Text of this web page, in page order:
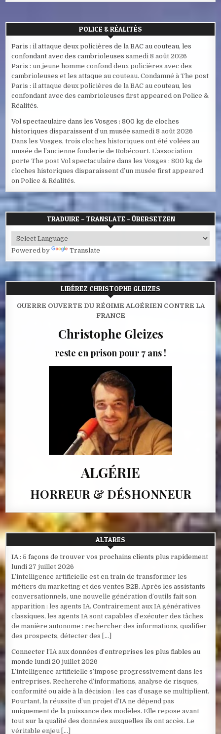
POLICE & RÉALITÉS
Paris : il attaque deux policières de la BAC au couteau, les
confondant avec des cambrioleuses samedi 8 août 2026
Paris : un jeune homme confond deux policières avec des
cambrioleuses et les attaque au couteau. Condamné à The post
Paris : il attaque deux policières de la BAC au couteau, les
confondant avec des cambrioleuses first appeared on Police &
Réalités.
Vol spectaculaire dans les Vosges : 800 kg de cloches
historiques disparaissent d’un musée samedi 8 août 2026
Dans les Vosges, trois cloches historiques ont été volées au
musée de l’ancienne fonderie de Robécourt. L’association
porte The post Vol spectaculaire dans les Vosges : 800 kg de
cloches historiques disparaissent d’un musée first appeared
on Police & Réalités.
TRADUIRE – TRANSLATE – ÜBERSETZEN
Powered by Translate
LIBÉREZ CHRISTOPHE GLEIZES
GUERRE OUVERTE DU RÉGIME ALGÉRIEN CONTRE LA
FRANCE
Christophe Gleizes
reste en prison pour 7 ans !
ALGÉRIE
HORREUR & DÉSHONNEUR
ALTARES
IA : 5 façons de trouver vos prochains clients plus rapidement
lundi 27 juillet 2026
L’intelligence artificielle est en train de transformer les
métiers du marketing et des ventes B2B. Après les assistants
conversationnels, une nouvelle génération d’outils fait son
apparition : les agents IA. Contrairement aux IA génératives
classiques, les agents IA sont capables d’exécuter des tâches
de manière autonome : rechercher des informations, qualifier
des prospects, détecter des […]
Connecter l’IA aux données d’entreprises les plus fiables au
monde lundi 20 juillet 2026
L’intelligence artificielle s’impose progressivement dans les
entreprises. Recherche d’informations, analyse de risques,
conformité ou aide à la décision : les cas d’usage se multiplient.
Pourtant, la réussite d’un projet d’IA ne dépend pas
uniquement de la puissance des modèles. Elle repose avant
tout sur la qualité des données auxquelles ils ont accès. Le
véritable enjeu […]